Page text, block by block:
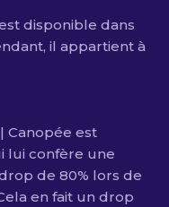
disponible dans
il appartient à
Canopée est
lui confère une
de 80% lors de
en fait un drop